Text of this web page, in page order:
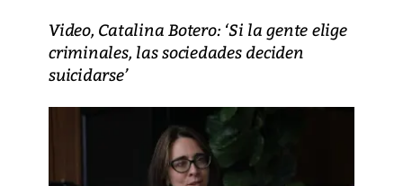
Video, Catalina Botero: ‘Si la gente elige
criminales, las sociedades deciden
suicidarse’